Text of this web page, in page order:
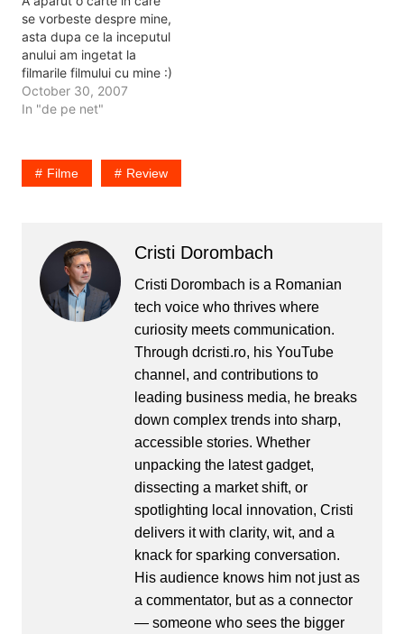
se vorbeste despre mine,
asta dupa ce la inceputul
anului am ingetat la
filmarile filmului cu mine :)
Teoretic cartea e cu mine
pentru ca am raspuns la
care sunt intrebarile si la
ce intrebari am…
October 30, 2007
In "de pe net"
Filme Review
Cristi Dorombach
Cristi Dorombach is a Romanian
tech voice who thrives where
curiosity meets communication.
Through dcristi.ro, his YouTube
channel, and contributions to
leading business media, he breaks
down complex trends into sharp,
accessible stories. Whether
unpacking the latest gadget,
dissecting a market shift, or
spotlighting local innovation, Cristi
delivers it with clarity, wit, and a
knack for sparking conversation.
His audience knows him not just as
a commentator, but as a connector
— someone who sees the bigger